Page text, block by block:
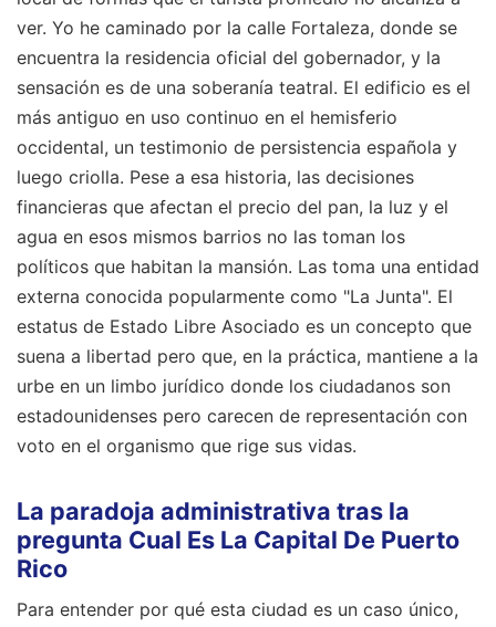
ver. Yo he caminado por la calle Fortaleza, donde se
encuentra la residencia oficial del gobernador, y la
sensación es de una soberanía teatral. El edificio es el
más antiguo en uso continuo en el hemisferio
occidental, un testimonio de persistencia española y
luego criolla. Pese a esa historia, las decisiones
financieras que afectan el precio del pan, la luz y el
agua en esos mismos barrios no las toman los
políticos que habitan la mansión. Las toma una entidad
externa conocida popularmente como "La Junta". El
estatus de Estado Libre Asociado es un concepto que
suena a libertad pero que, en la práctica, mantiene a la
urbe en un limbo jurídico donde los ciudadanos son
estadounidenses pero carecen de representación con
voto en el organismo que rige sus vidas.
La paradoja administrativa tras la
pregunta Cual Es La Capital De Puerto
Rico
Para entender por qué esta ciudad es un caso único,